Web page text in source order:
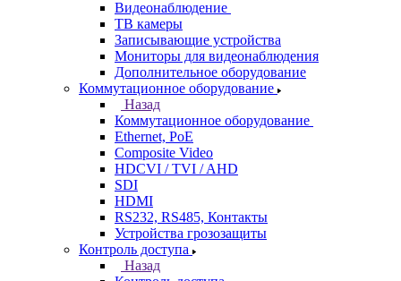
Видеонаблюдение
ТВ камеры
Записывающие устройства
Мониторы для видеонаблюдения
Дополнительное оборудование
Коммутационное оборудование
Назад
Коммутационное оборудование
Ethernet, PoE
Composite Video
HDCVI / TVI / AHD
SDI
HDMI
RS232, RS485, Контакты
Устройства грозозащиты
Контроль доступа
Назад